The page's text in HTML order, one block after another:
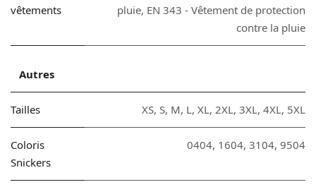
vêtements
pluie, EN 343 - Vêtement de protection
contre la pluie
Autres
Tailles XS, S, M, L, XL, 2XL, 3XL, 4XL, 5XL
Coloris
Snickers
0404, 1604, 3104, 9504